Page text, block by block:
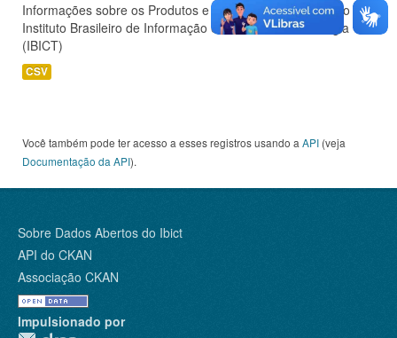
Informações sobre os Produtos e Serviços oferecidos pelo
Instituto Brasileiro de Informação em Ciência e Tecnologia
(IBICT)
CSV
Você também pode ter acesso a esses registros usando a API (veja
Documentação da API).
Sobre Dados Abertos do Ibict
API do CKAN
Associação CKAN
Impulsionado por